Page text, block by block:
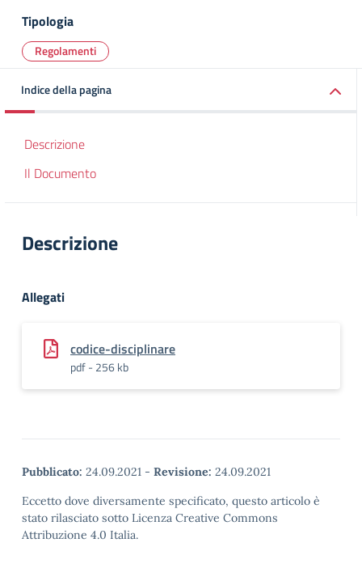
Tipologia
Regolamenti
Indice della pagina
Descrizione
Il Documento
Descrizione
Allegati
codice-disciplinare
pdf - 256 kb
Pubblicato: 24.09.2021 - Revisione: 24.09.2021
Eccetto dove diversamente specificato, questo articolo è
stato rilasciato sotto Licenza Creative Commons
Attribuzione 4.0 Italia.